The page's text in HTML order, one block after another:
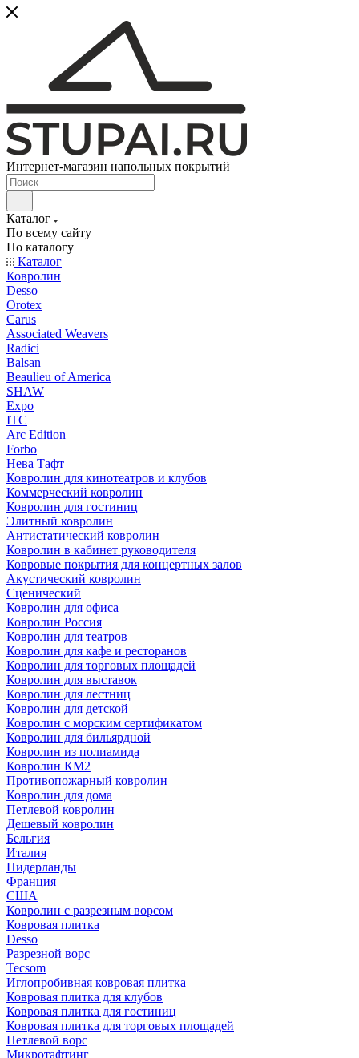
Интернет-магазин напольных покрытий
Каталог
По всему сайту
По каталогу
Каталог
Ковролин
Desso
Orotex
Carus
Associated Weavers
Radici
Balsan
Beaulieu of America
SHAW
Expo
ITC
Arc Edition
Forbo
Нева Тафт
Ковролин для кинотеатров и клубов
Коммерческий ковролин
Ковролин для гостиниц
Элитный ковролин
Антистатический ковролин
Ковролин в кабинет руководителя
Ковровые покрытия для концертных залов
Акустический ковролин
Сценический
Ковролин для офиса
Ковролин Россия
Ковролин для театров
Ковролин для кафе и ресторанов
Ковролин для торговых площадей
Ковролин для выставок
Ковролин для лестниц
Ковролин для детской
Ковролин с морским сертификатом
Ковролин для бильярдной
Ковролин из полиамида
Ковролин КМ2
Противопожарный ковролин
Ковролин для дома
Петлевой ковролин
Дешевый ковролин
Бельгия
Италия
Нидерланды
Франция
США
Ковролин с разрезным ворсом
Ковровая плитка
Desso
Разрезной ворс
Tecsom
Иглопробивная ковровая плитка
Ковровая плитка для клубов
Ковровая плитка для гостиниц
Ковровая плитка для торговых площадей
Петлевой ворс
Микротафтинг